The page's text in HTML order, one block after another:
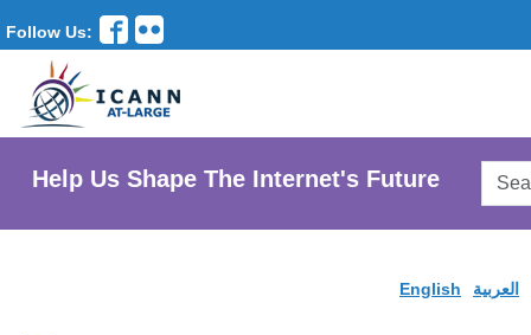
Follow Us:
Help Us Shape The Internet's Future
English العربية